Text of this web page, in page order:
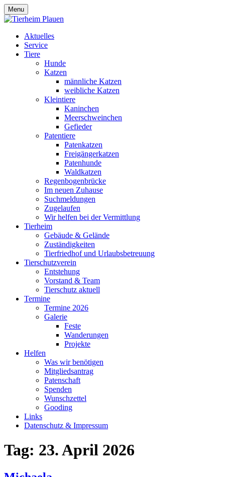
Menu
Aktuelles
Service
Tiere
Hunde
Katzen
männliche Katzen
weibliche Katzen
Kleintiere
Kaninchen
Meerschweinchen
Gefieder
Patentiere
Patenkatzen
Freigängerkatzen
Patenhunde
Waldkatzen
Regenbogenbrücke
Im neuen Zuhause
Suchmeldungen
Zugelaufen
Wir helfen bei der Vermittlung
Tierheim
Gebäude & Gelände
Zuständigkeiten
Tierfriedhof und Urlaubsbetreuung
Tierschutzverein
Entstehung
Vorstand & Team
Tierschutz aktuell
Termine
Termine 2026
Galerie
Feste
Wanderungen
Projekte
Helfen
Was wir benötigen
Mitgliedsantrag
Patenschaft
Spenden
Wunschzettel
Gooding
Links
Datenschutz & Impressum
Tag: 23. April 2026